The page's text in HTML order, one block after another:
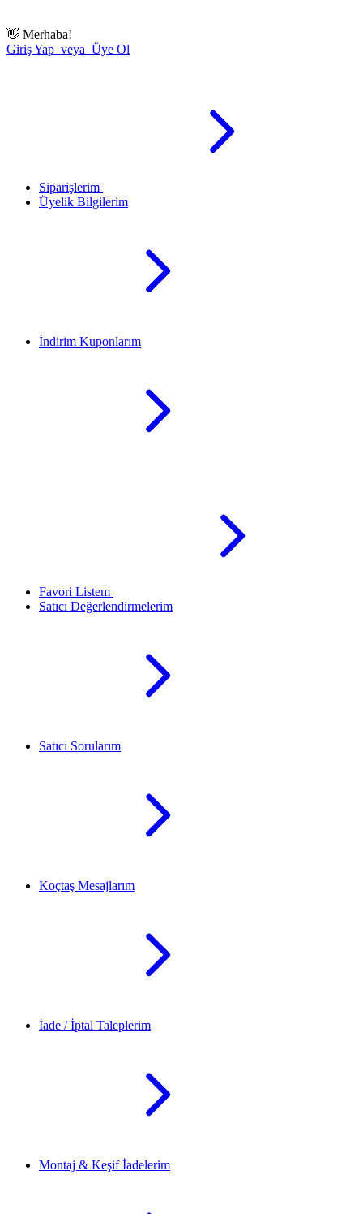
👋 Merhaba!
Giriş Yap veya Üye Ol
Siparişlerim
Üyelik Bilgilerim
İndirim Kuponlarım
Favori Listem
Satıcı Değerlendirmelerim
Satıcı Sorularım
Koçtaş Mesajlarım
İade / İptal Taleplerim
Montaj & Keşif İadelerim